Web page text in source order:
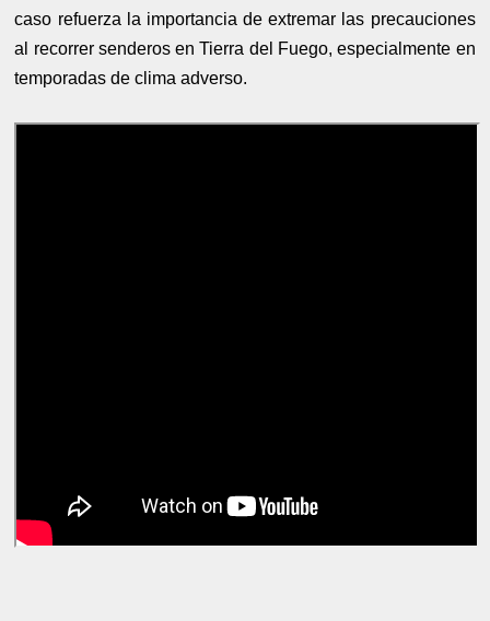
caso refuerza la importancia de extremar las precauciones
al recorrer senderos en Tierra del Fuego, especialmente en
temporadas de clima adverso.